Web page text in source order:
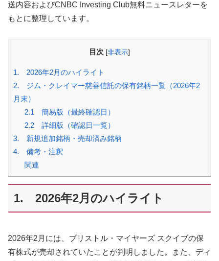
送内容およびCNBC Investing Club無料ニュースレターを
もとに整理しています。
目次 [非表示]
1. 2026年2月のハイライト
2. ジム・クレイマー慈善信託の保有銘柄一覧（2026年2
月末）
2.1 簡易版（最終確認日）
2.2 詳細版（確認日一覧）
3. 新規追加銘柄・売却済み銘柄
4. 備考・注釈
関連
1. 2026年2月のハイライト
2026年2月には、ブリストル・マイヤーズ スクイブの保
有株式が売却されていたことが判明しました。また、ディ